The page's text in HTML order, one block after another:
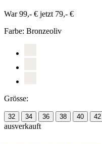
War 99,- € jetzt 79,- €
Farbe: Bronzeoliv
Grösse:
32 34 36 38 40 42
ausverkauft